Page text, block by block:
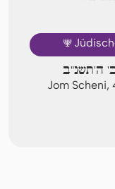
🕎
ה'תשנ"ב
Jom Scheni,